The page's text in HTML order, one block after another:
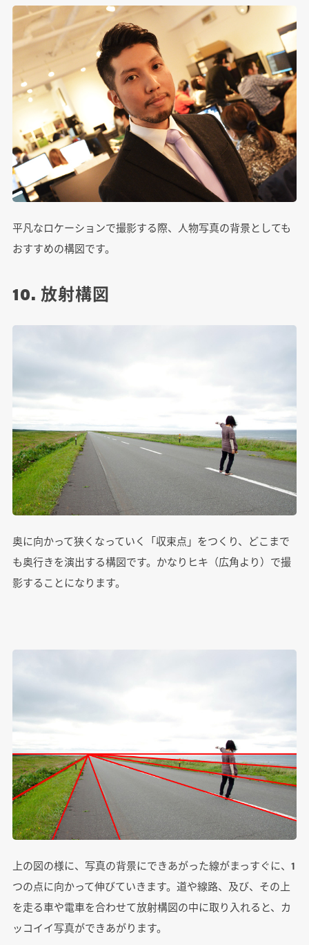
平凡なロケーションで撮影する際、人物写真の背景としても
おすすめの構図です。
10. 放射構図
奥に向かって狭くなっていく「収束点」をつくり、どこまで
も奥行きを演出する構図です。かなりヒキ（広角より）で撮
影することになります。
上の図の様に、写真の背景にできあがった線がまっすぐに、1
つの点に向かって伸びていきます。道や線路、及び、その上
を走る車や電車を合わせて放射構図の中に取り入れると、カ
ッコイイ写真ができあがります。